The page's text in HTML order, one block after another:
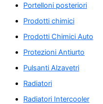
Portelloni posteriori
Prodotti chimici
Prodotti Chimici Auto
Protezioni Antiurto
Pulsanti Alzavetri
Radiatori
Radiatori Intercooler